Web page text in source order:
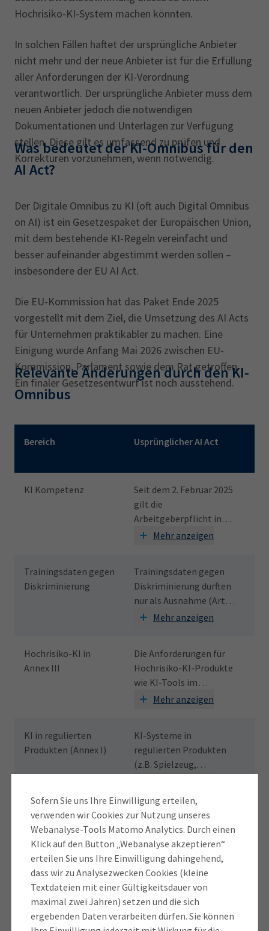
Sofern Sie uns Ihre Einwilligung erteilen,
verwenden wir Cookies zur Nutzung unseres
Webanalyse-Tools Matomo Analytics. Durch einen
Klick auf den Button „Webanalyse akzeptieren“
erteilen Sie uns Ihre Einwilligung dahingehend,
dass wir zu Analysezwecken Cookies (kleine
Textdateien mit einer Gültigkeitsdauer von
maximal zwei Jahren) setzen und die sich
ergebenden Daten verarbeiten dürfen. Sie können
Hochrisiko-KI-System machen könnten.
In solchen Fällen haftet der ursprüngliche Anbieter
nicht mehr und der neue Anbieter ist für die Erfüllung
aller Anforderungen der KI-Verordnung
verantwortlich. Der ursprüngliche Anbieter muss dem
neuen Anbieter jedoch die notwendigen
Dokumentationen und Unterlagen zur Verfügung
stellen. Diese gilt es umfassend zu prüfen und
Korrekturen vorzunehmen, wenn notwendig.
Was bedeutet der KI-Omnibus für den
AI Act?
Der Digitale Omnibus zu KI (oft auch Digital Omnibus
on AI) ist ein Gesetzespaket der Europäischen Union,
mit dem bestehende KI-Regeln vereinfacht und
besser aufeinander abgestimmt werden sollen –
insbesondere der EU AI Act.
Die EU-Kommission hat das Paket Ende 2025
vorgestellt mit dem Ziel, die Umsetzung des AI Acts
für Unternehmen praktikabler zu machen. Eine
Einigung wurde Anfang Mai 2026 zwischen EU-
Kommission, Parlament sowie dem Rat getroffen.
Ein finaler Gesetzesentwurf ist noch ausstehend.
Relevante Änderungen durch den KI-
Omnibus
Bereich
Usprünglicher AI Act
KI Kompetenz
Seit dem 2. Februar 2025
gilt die
Arbeitgeberpflicht in
der KI-
Mitarbeitenden, die KI
nutzen oder entwickeln,
über die erforderlichen
Kompetenzen und
Mehr anzeigen
Trainingsdaten gegen
Diskriminierung
Trainingsdaten gegen
Diskriminierung durften
nur als Ausnahme (Art.
10 (5)) für Hochrisiko-
Mehr anzeigen
Hochrisiko-KI in
Annex III
Die Anforderungen für
Hochrisiko-KI-Produkte
wie KI-Tools im
Bewerbungsprozess,
gelten sollen.
Mehr anzeigen
KI in regulierten
Produkten (Annex I)
KI-Systeme in
regulierten Produkten
(z.B. Spielzeug,
August 2027gelten.
Industrielle KI-
Produkte
KI-Systeme in
Maschinenprodukten
galten grundsätzlich als
"Hochrisiko-KI", wenn
sie unter regulierte
Produktkategorien
(Annex I) fielen.
Mehr anzeigen
Sexualisierte
Deepfakes
Bisher nicht explizit
erwähnt.